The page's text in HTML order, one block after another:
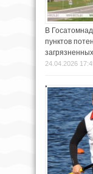
В
пунктов
загрязненных
24.04.2026